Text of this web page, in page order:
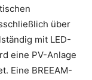
über
mit LED-
eine PV-Anlage
Eine BREEAM-